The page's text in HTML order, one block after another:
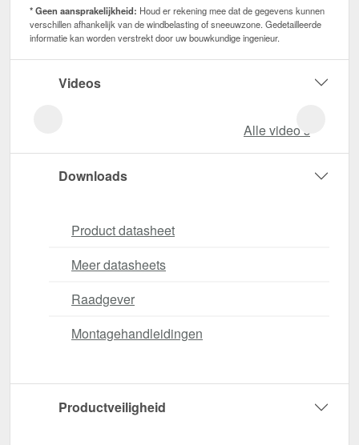
* Geen aansprakelijkheid: Houd er rekening mee dat de gegevens kunnen
verschillen afhankelijk van de windbelasting of sneeuwzone. Gedetailleerde
informatie kan worden verstrekt door uw bouwkundige ingenieur.
Videos
Alle video‘s
Downloads
Product datasheet
Meer datasheets
Raadgever
Montagehandleidingen
Productveiligheid